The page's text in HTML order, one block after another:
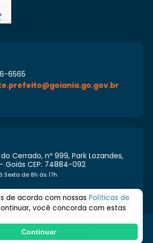
6565
Cerrado, nº 999, Park Lozandes,
Goiás CEP: 74884-092
Sexta de 8h às 17h
Todos os direitos
de acordo com nossas Políticas de
você concorda com estas
Continuar